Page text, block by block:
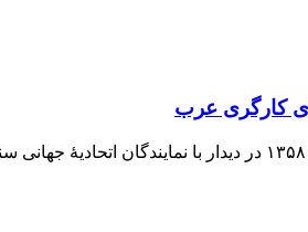
کارگری عرب
آیت‌الله طالقانی، نهم اردیبهشت ۱۳۵۸ در